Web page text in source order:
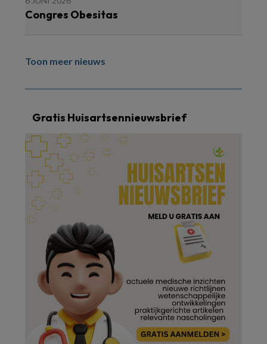
Congres Obesitas
Toon meer nieuws
Gratis Huisartsennieuwsbrief